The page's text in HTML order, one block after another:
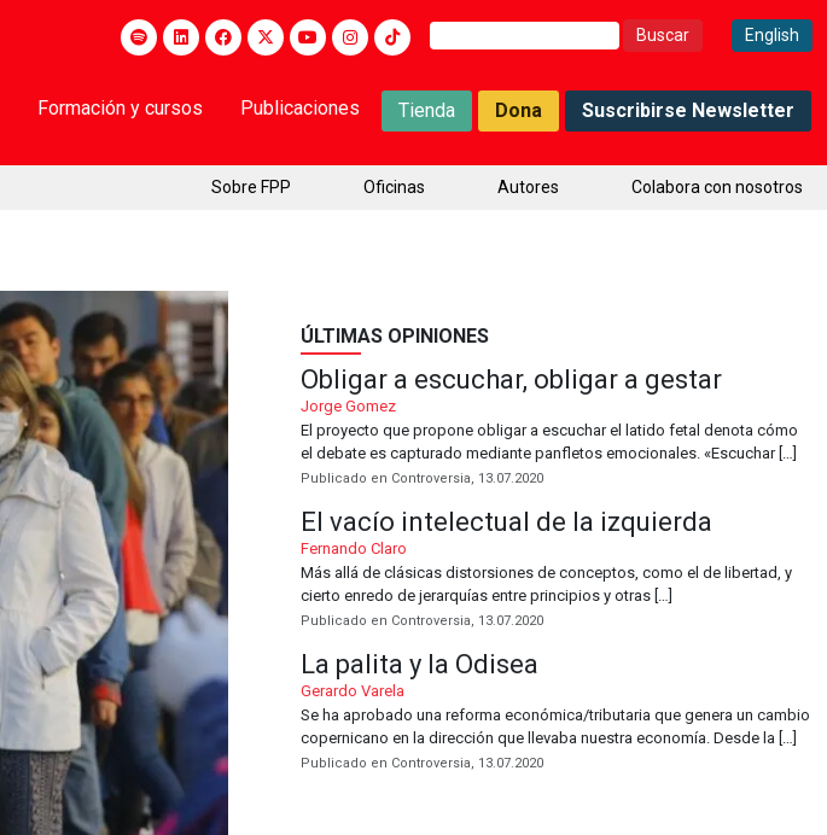
Buscar: English
Formación y cursos Publicaciones Tienda Dona Suscribirse Newsletter
Sobre FPP Oficinas Autores Colabora con nosotros
ÚLTIMAS OPINIONES
Obligar a escuchar, obligar a gestar
Jorge Gomez
El proyecto que propone obligar a escuchar el latido fetal denota cómo
el debate es capturado mediante panfletos emocionales. «Escuchar […]
Publicado en Controversia, 13.07.2020
El vacío intelectual de la izquierda
Fernando Claro
Más allá de clásicas distorsiones de conceptos, como el de libertad, y
cierto enredo de jerarquías entre principios y otras […]
Publicado en Controversia, 13.07.2020
La palita y la Odisea
Gerardo Varela
Se ha aprobado una reforma económica/tributaria que genera un cambio
copernicano en la dirección que llevaba nuestra economía. Desde la […]
Publicado en Controversia, 13.07.2020